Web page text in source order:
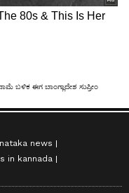
news
in kannada